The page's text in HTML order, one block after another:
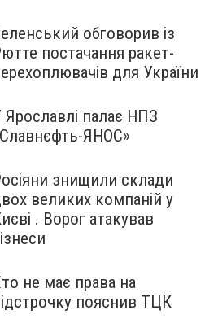
обговорив із
постачання ракет-
для України
Ярославлі палає НПЗ
ЯНОС»
знищили склади
великих компаній у
. Ворог атакував
не має права на
пояснив ТЦК